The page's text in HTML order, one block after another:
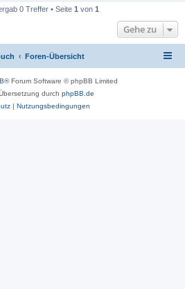
0 Treffer • Seite 1 von 1
Gehe zu
Foren-Übersicht
® Forum Software © phpBB Limited
durch phpBB.de
| Nutzungsbedingungen